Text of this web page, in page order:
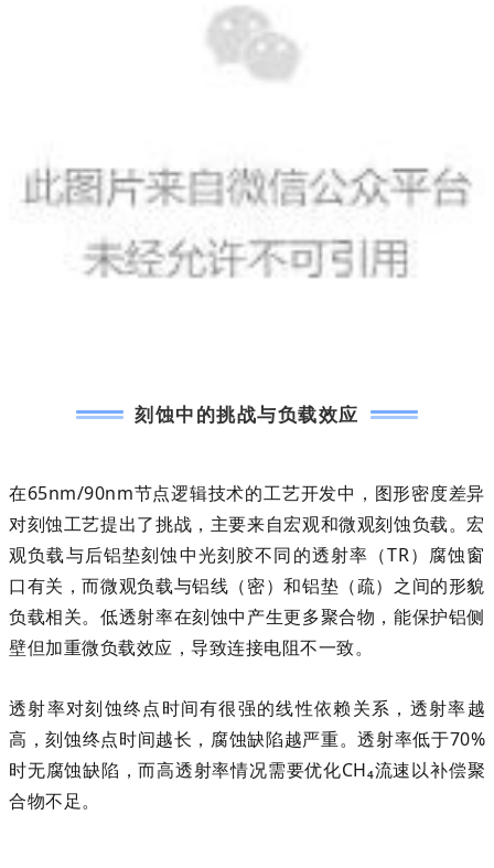
刻蚀中的挑战与负载效应
在65nm/90nm节点逻辑技术的工艺开发中，图形密度差异
对刻蚀工艺提出了挑战，主要来自宏观和微观刻蚀负载。宏
观负载与后铝垫刻蚀中光刻胶不同的透射率（TR）腐蚀窗
口有关，而微观负载与铝线（密）和铝垫（疏）之间的形貌
负载相关。低透射率在刻蚀中产生更多聚合物，能保护铝侧
壁但加重微负载效应，导致连接电阻不一致。
透射率对刻蚀终点时间有很强的线性依赖关系，透射率越
高，刻蚀终点时间越长，腐蚀缺陷越严重。透射率低于70%
时无腐蚀缺陷，而高透射率情况需要优化CH₄流速以补偿聚
合物不足。